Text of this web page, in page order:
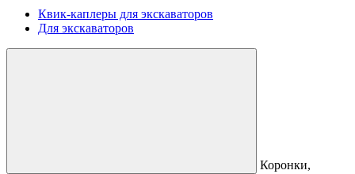
Квик-каплеры для экскаваторов
Для экскаваторов
Коронки,